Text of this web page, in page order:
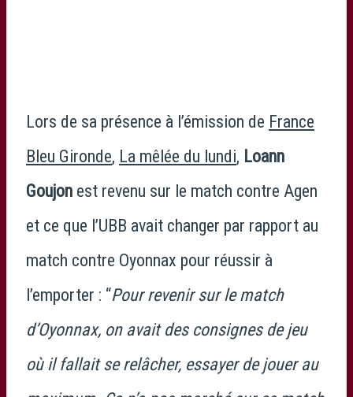
Lors de sa présence à l’émission de France
Bleu Gironde, La mêlée du lundi, Loann
Goujon est revenu sur le match contre Agen
et ce que l’UBB avait changer par rapport au
match contre Oyonnax pour réussir à
l’emporter : “Pour revenir sur le match
d’Oyonnax, on avait des consignes de jeu
où il fallait se relâcher, essayer de jouer au